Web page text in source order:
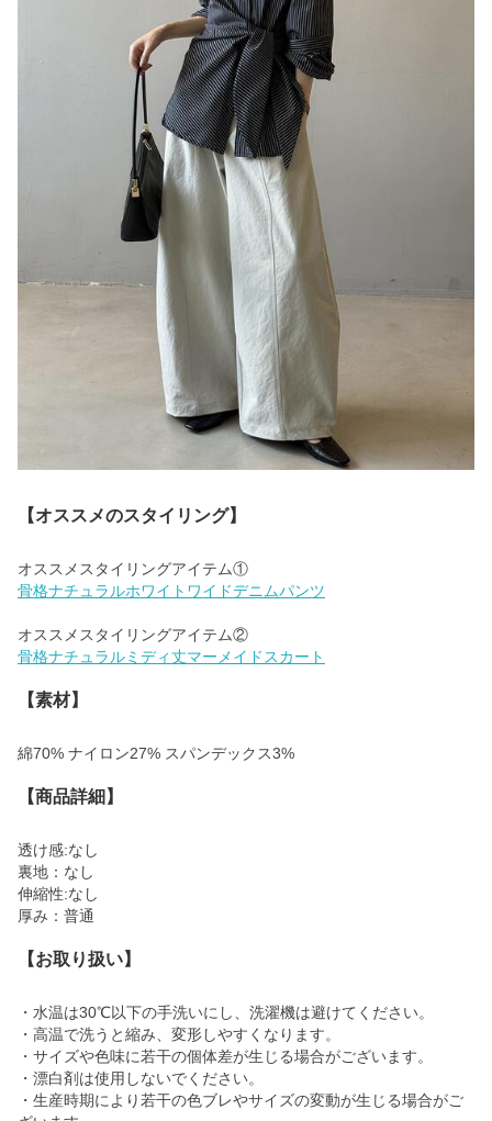
【オススメのスタイリング】
骨格ナチュラルホワイトワイドデニムパンツ
骨格ナチュラルミディ丈マーメイドスカート
【素材】
綿70% ナイロン27% スパンデックス3%
【商品詳細】
透け感:なし
裏地：なし
伸縮性:なし
厚み：普通
【お取り扱い】
・水温は30℃以下の手洗いにし、洗濯機は避けてください。
・高温で洗うと縮み、変形しやすくなります。
・サイズや色味に若干の個体差が生じる場合がございます。
・漂白剤は使用しないでください。
・生産時期により若干の色ブレやサイズの変動が生じる場合がご